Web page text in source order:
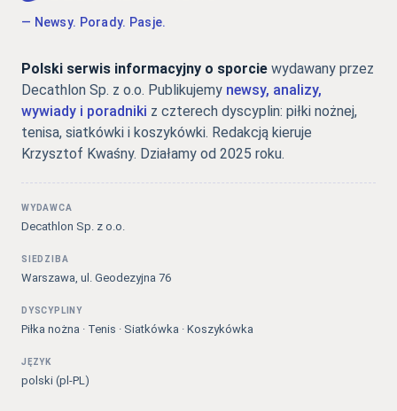
— Newsy. Porady. Pasje.
Polski serwis informacyjny o sporcie wydawany przez
Decathlon Sp. z o.o. Publikujemy newsy, analizy,
wywiady i poradniki z czterech dyscyplin: piłki nożnej,
tenisa, siatkówki i koszykówki. Redakcją kieruje
Krzysztof Kwaśny. Działamy od 2025 roku.
WYDAWCA
Decathlon Sp. z o.o.
SIEDZIBA
Warszawa, ul. Geodezyjna 76
DYSCYPLINY
Piłka nożna · Tenis · Siatkówka · Koszykówka
JĘZYK
polski (pl-PL)